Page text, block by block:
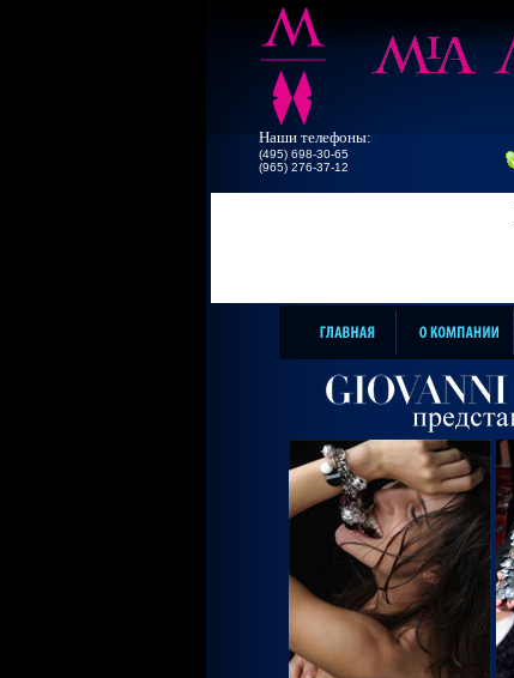
Наши телефоны:
(495) 698-30-65
(965) 276-37-12